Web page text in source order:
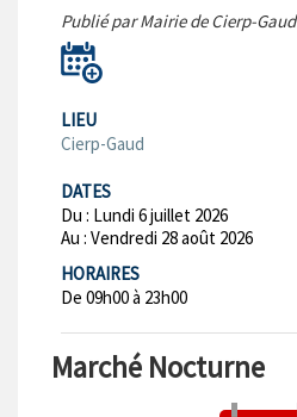
Publié par Mairie de Cierp-Gaud
LIEU
Cierp-Gaud
DATES
Du : Lundi 6 juillet 2026
Au : Vendredi 28 août 2026
HORAIRES
De 09h00 à 23h00
Marché Nocturne